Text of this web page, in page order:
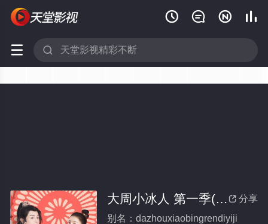
   
 
 分享
大周小冰人 第一季(全集)
别名：dazhouxiaobingrendiyiji